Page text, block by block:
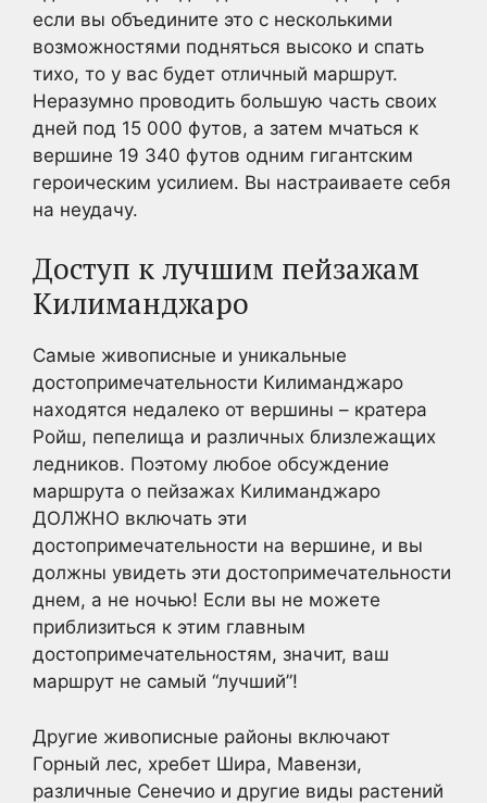
если вы объедините это с несколькими
возможностями подняться высоко и спать
тихо, то у вас будет отличный маршрут.
Неразумно проводить большую часть своих
дней под 15 000 футов, а затем мчаться к
вершине 19 340 футов одним гигантским
героическим усилием. Вы настраиваете себя
на неудачу.
Доступ к лучшим пейзажам
Килиманджаро
Самые живописные и уникальные
достопримечательности Килиманджаро
находятся недалеко от вершины – кратера
Ройш, пепелища и различных близлежащих
ледников. Поэтому любое обсуждение
маршрута о пейзажах Килиманджаро
ДОЛЖНО включать эти
достопримечательности на вершине, и вы
должны увидеть эти достопримечательности
днем, а не ночью! Если вы не можете
приблизиться к этим главным
достопримечательностям, значит, ваш
маршрут не самый “лучший”!
Другие живописные районы включают
Горный лес, хребет Шира, Мавензи,
различные Сенечио и другие виды растений